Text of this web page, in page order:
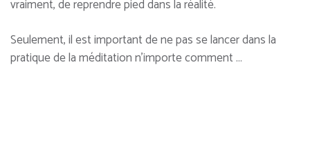
vraiment, de reprendre pied dans la réalité.
Seulement, il est important de ne pas se lancer dans la
pratique de la méditation n’importe comment …